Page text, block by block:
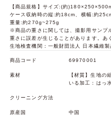
【商品規格】サイズ:(約
ケース収納時の縦:約18cm、横幅:約
重量:約270g~275g
※商品の重さに関しては、撮影用サンプ
重さに誤差が生じることがあります。あ
生地検査機関：一般財団法人 日本繊維
商品コード 69970001
素材
【材質】生地の
いる加工：はっ
クリーニング方法
原産国
中国